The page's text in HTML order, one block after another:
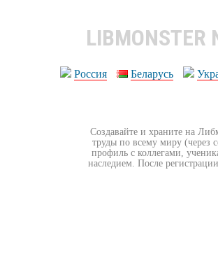
LIBMONSTER
Россия Беларусь
Создавайте и храните на
труды по всему миру (через
профиль с коллегами,
наследием. После